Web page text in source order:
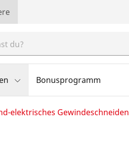
Bonusprogramm
elektrisches Gewindeschneiden